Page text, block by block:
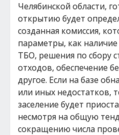
Челябинской области,
открытию будет
созданная комиссия,
параметры, как
ТБО, решения по сбору
отходов, обеспечение
другое. Если на базе
или иных недостатков,
заселение будет
несмотря на общую
сокращению числа